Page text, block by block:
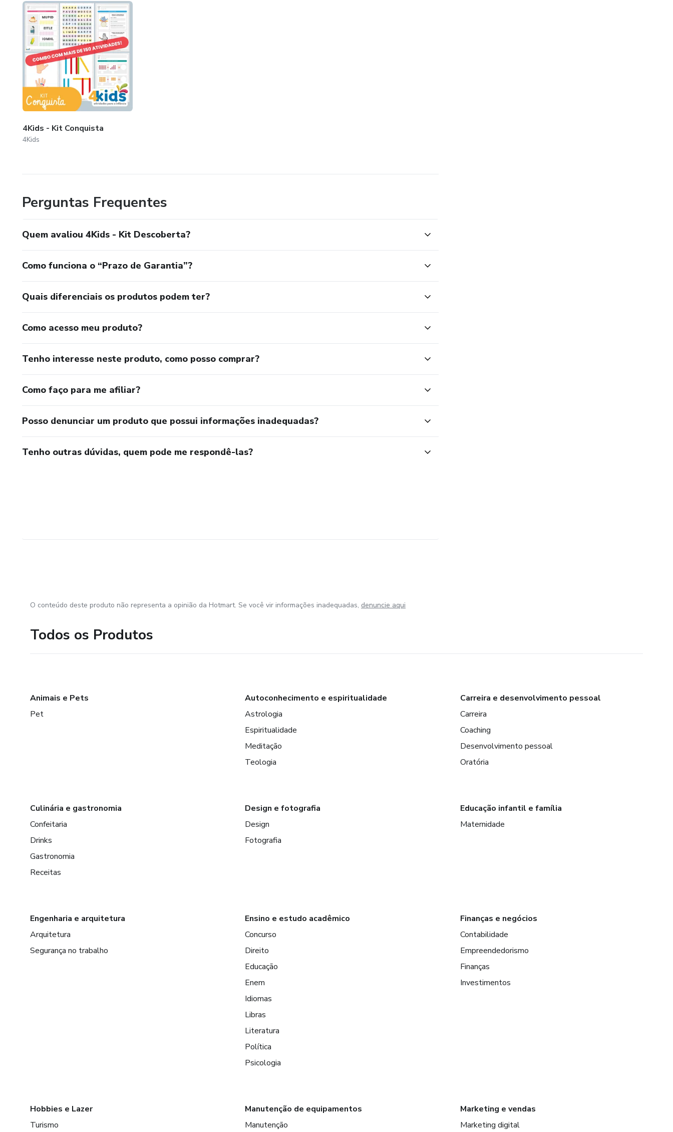
4Kids - Kit Conquista
4Kids
Perguntas Frequentes
Quem avaliou 4Kids - Kit Descoberta?
Como funciona o “Prazo de Garantia”?
Quais diferenciais os produtos podem ter?
Como acesso meu produto?
Tenho interesse neste produto, como posso comprar?
Como faço para me afiliar?
Posso denunciar um produto que possui informações inadequadas?
Tenho outras dúvidas, quem pode me respondê-las?
O conteúdo deste produto não representa a opinião da Hotmart. Se você vir informações inadequadas, denuncie aqui
Todos os Produtos
Animais e Pets
Pet
Autoconhecimento e espiritualidade
Astrologia
Espiritualidade
Meditação
Teologia
Carreira e desenvolvimento pessoal
Carreira
Coaching
Desenvolvimento pessoal
Oratória
Culinária e gastronomia
Confeitaria
Drinks
Gastronomia
Receitas
Design e fotografia
Design
Fotografia
Educação infantil e família
Maternidade
Engenharia e arquitetura
Arquitetura
Segurança no trabalho
Ensino e estudo acadêmico
Concurso
Direito
Educação
Enem
Idiomas
Libras
Literatura
Política
Psicologia
Finanças e negócios
Contabilidade
Empreendedorismo
Finanças
Investimentos
Hobbies e Lazer
Turismo
Manutenção de equipamentos
Manutenção
Marketing e vendas
Marketing digital